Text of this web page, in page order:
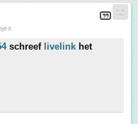
schreef livelink het